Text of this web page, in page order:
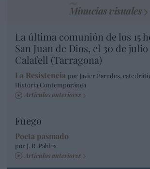
Minucias visuales
La última comunión de los 15
San Juan de Dios, el 30 de julio
Calafell (Tarragona)
La Resistencia por Javier Paredes,
Historia Contemporánea
Artículos anteriores
Fuego
Poeta pasmado
por J. R. Pablos
Artículos anteriores